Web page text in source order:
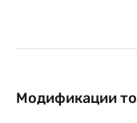
Модификации